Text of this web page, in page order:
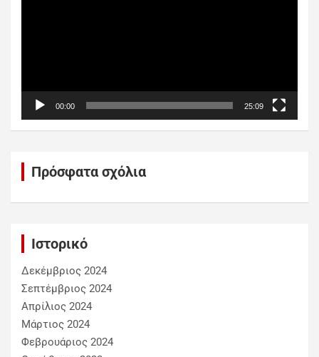
00:00 25:09
Πρόσφατα σχόλια
Ιστορικό
Δεκέμβριος 2024
Σεπτέμβριος 2024
Απρίλιος 2024
Μάρτιος 2024
Φεβρουάριος 2024